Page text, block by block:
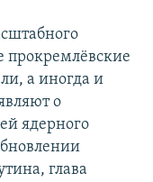
прокремлёвские
а иногда и
о
ядерного
глава